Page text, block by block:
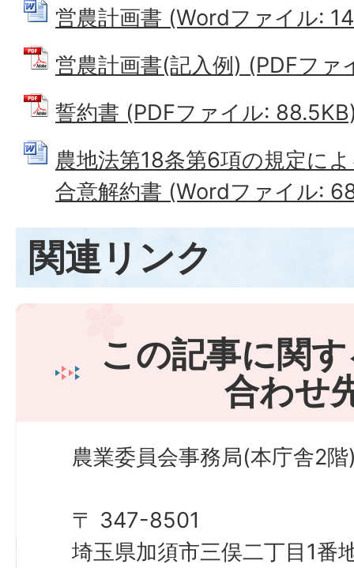
営農計画書 (Wordファイル:
営農計画書(記入例) (PDFファ
誓約書 (PDFファイル:
農地法第18条第6項の規定に
合意解約書 (Wordファイル:
関連リンク
この記事に関
合わせ
農業委員会事務局(本庁舎2階
〒 347-8501
埼玉県加須市三俣二丁目1番